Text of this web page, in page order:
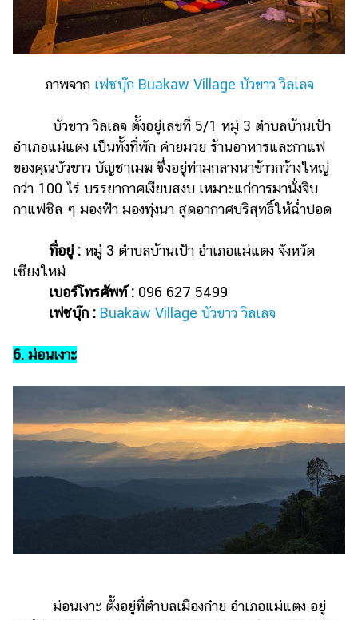
ภาพจาก เฟซบุ๊ก Buakaw Village บัวขาว วิลเลจ
บัวขาว วิลเลจ ตั้งอยู่เลขที่ 5/1 หมู่ 3 ตำบลบ้านเป้า
อำเภอแม่แตง เป็นทั้งที่พัก ค่ายมวย ร้านอาหารและกาแฟ
ของคุณบัวขาว บัญชาเมฆ ซึ่งอยู่ท่ามกลางนาข้าวกว้างใหญ่
กว่า 100 ไร่ บรรยากาศเงียบสงบ เหมาะแก่การมานั่งจิบ
กาแฟชิล ๆ มองฟ้า มองทุ่งนา สูดอากาศบริสุทธิ์ให้ฉ่ำปอด
ที่อยู่ : หมู่ 3 ตำบลบ้านเป้า อำเภอแม่แตง จังหวัด
เชียงใหม่
เบอร์โทรศัพท์ : 096 627 5499
เฟซบุ๊ก : Buakaw Village บัวขาว วิลเลจ
6. ม่อนเงาะ
ม่อนเงาะ ตั้งอยู่ที่ตำบลเมืองก๋าย อำเภอแม่แตง อยู่